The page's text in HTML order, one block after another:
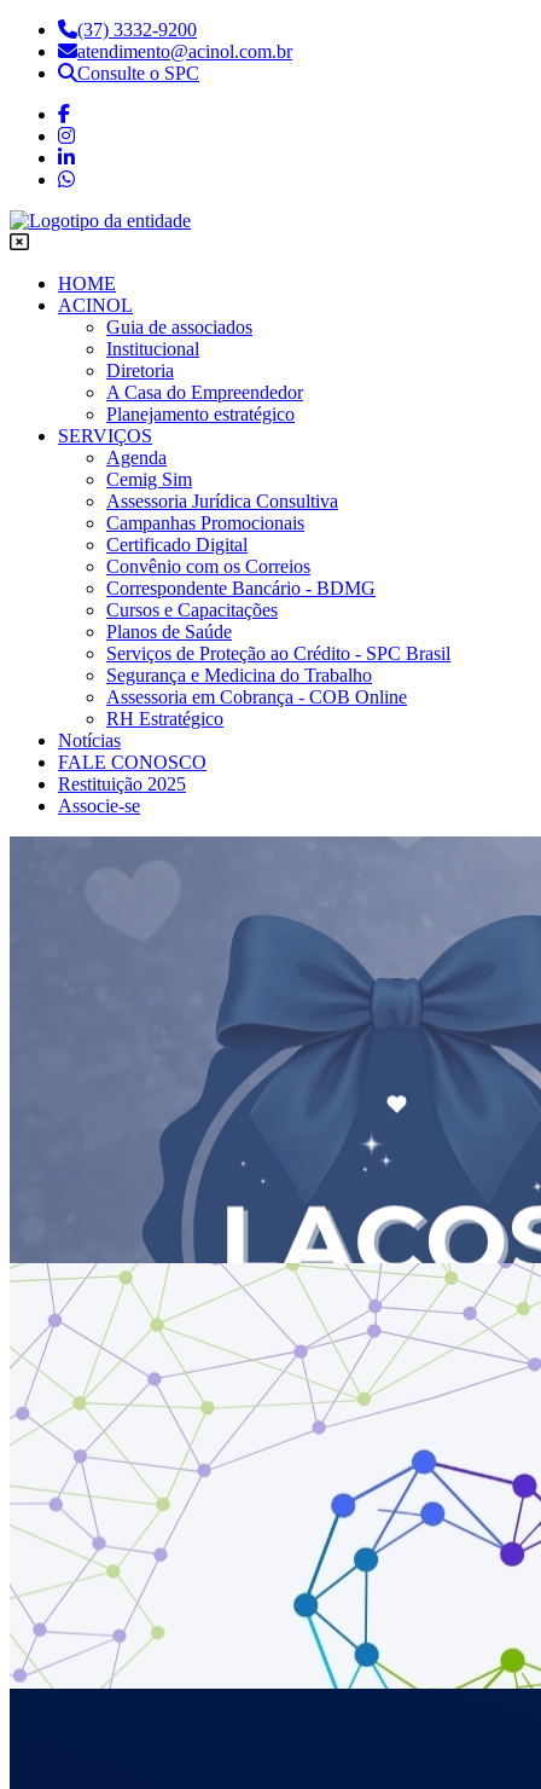
(37) 3332-9200
atendimento@acinol.com.br
Consulte o SPC
HOME
ACINOL
Guia de associados
Institucional
Diretoria
A Casa do Empreendedor
Planejamento estratégico
SERVIÇOS
Agenda
Cemig Sim
Assessoria Jurídica Consultiva
Campanhas Promocionais
Certificado Digital
Convênio com os Correios
Correspondente Bancário - BDMG
Cursos e Capacitações
Planos de Saúde
Serviços de Proteção ao Crédito - SPC Brasil
Segurança e Medicina do Trabalho
Assessoria em Cobrança - COB Online
RH Estratégico
Notícias
FALE CONOSCO
Restituição 2025
Associe-se